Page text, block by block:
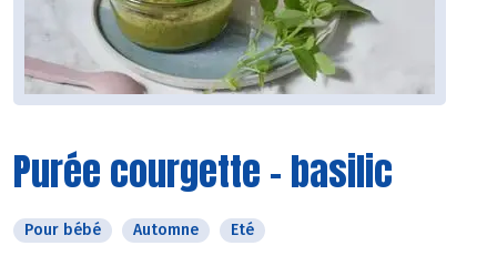
Purée courgette - basilic
Pour bébé Automne Eté